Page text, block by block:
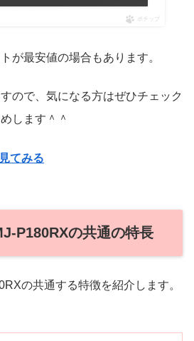
ポチップ
が最安値の場合もあります。
ので、気になる方はぜひチェック
します＾＾
てみる
P180RXの共通の特長
の共通する特徴を紹介します。